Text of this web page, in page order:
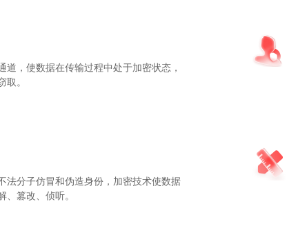
道，使数据在传输过程中处于加密状态，
取。
法分子仿冒和伪造身份，加密技术使数据
、篡改、侦听。